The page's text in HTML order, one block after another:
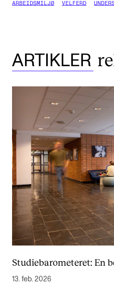
ARBEIDSMILJØ VELFERD
ARTIKLER
Studiebarometeret: En
13. feb. 2026